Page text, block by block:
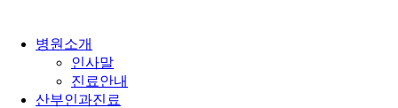
병원소개
인사말
진료안내
산부인과진료